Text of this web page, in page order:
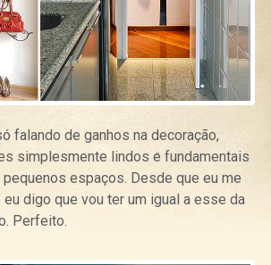
falando de ganhos na decoração,
simplesmente lindos e fundamentais
espaços. Desde que eu me
digo que vou ter um igual a esse da
Perfeito.